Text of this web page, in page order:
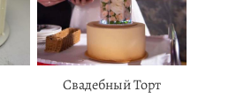
Свадебный Торт